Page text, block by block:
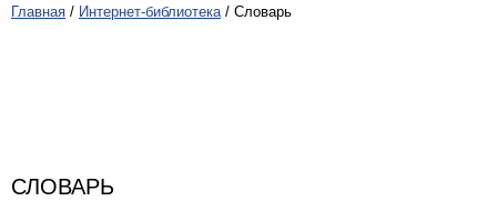
Главная / Интернет-библиотека / Словарь
СЛОВАРЬ